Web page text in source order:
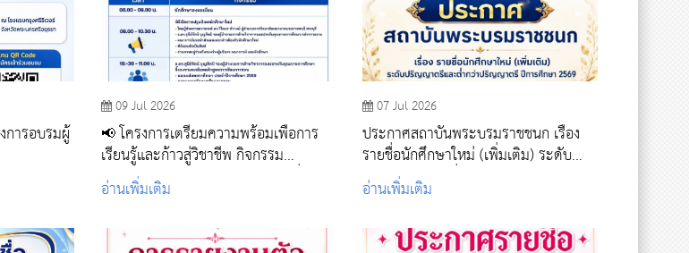
การอบรมผู้
09 Jul 2026
📢 โครงการเตรียมความพร้อมเพื่อการ
เรียนรู้และก้าวสู่วิชาชีพ กิจกรรม
ปฐมนิเทศและเตรียมความพร้อมเพื่อการ
เรียนรู้ นักศึกษาผู้ช่วยพยาบาล รุ่นที่ 4
อ่านเพิ่มเติม
07 Jul 2026
ประกาศสถาบันพระบรมราชชนก เรื่อง
รายชื่อนักศึกษาใหม่ (เพิ่มเติม) ระดับ
ปริญญาตรีและต่ำกว่าปริญญาตรี ปีการ
ศึกษา 2569 รอบที่ 4 รับตรงอิสระ
อ่านเพิ่มเติม